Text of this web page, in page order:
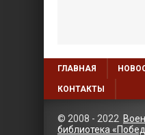
ГЛАВНАЯ
КОНТАКТЫ
© 2008 - 2022
библиотека